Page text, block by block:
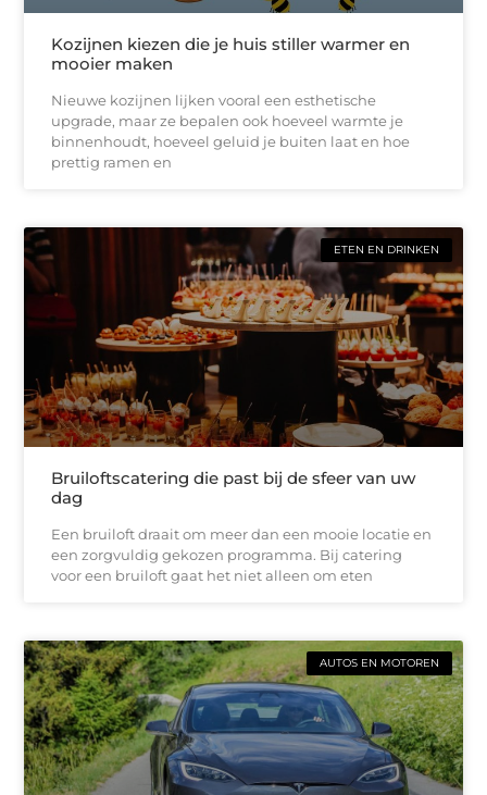
Kozijnen kiezen die je huis stiller warmer en
mooier maken
Nieuwe kozijnen lijken vooral een esthetische
upgrade, maar ze bepalen ook hoeveel warmte je
binnenhoudt, hoeveel geluid je buiten laat en hoe
prettig ramen en
ETEN EN DRINKEN
Bruiloftscatering die past bij de sfeer van uw
dag
Een bruiloft draait om meer dan een mooie locatie en
een zorgvuldig gekozen programma. Bij catering
voor een bruiloft gaat het niet alleen om eten
AUTOS EN MOTOREN